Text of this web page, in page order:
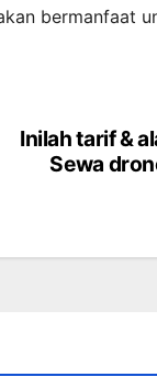
bermanfaat
Inilah tarif &
Sewa